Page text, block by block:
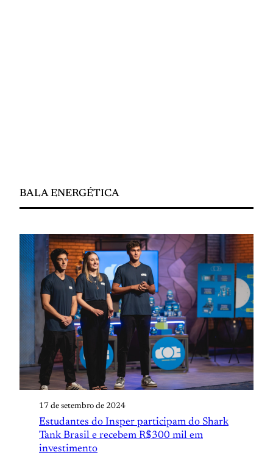
BALA ENERGÉTICA
17 de setembro de 2024
Estudantes do Insper participam do Shark
Tank Brasil e recebem R$300 mil em
investimento